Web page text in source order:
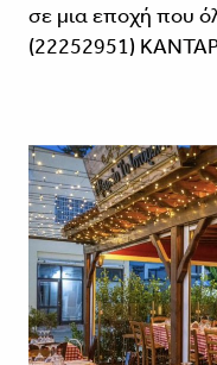
σε μια εποχή που
(22252951)